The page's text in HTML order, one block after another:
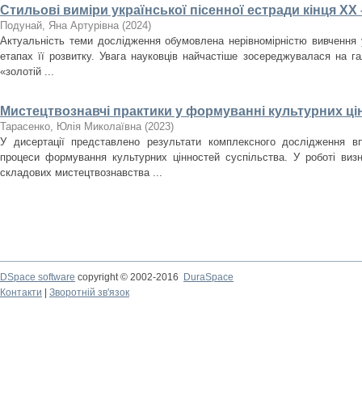
Стильові виміри української пісенної естради кінця ХХ
Подунай, Яна Артурівна (2024)
Актуальність теми дослідження обумовлена нерівномірністю вивчення
етапах її розвитку. Увага науковців найчастіше зосереджувалася на
«золотій ...
Мистецтвознавчі практики у формуванні культурних
Тарасенко, Юлія Миколаївна (2023)
У дисертації представлено результати комплексного дослідження
процеси формування культурних цінностей суспільства. У роботі
складових мистецтвознавства ...
DSpace software copyright © 2002-2016
DuraSpace
Контакти
Зворотній зв'язок